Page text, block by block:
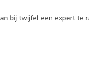
bij twijfel een expert te